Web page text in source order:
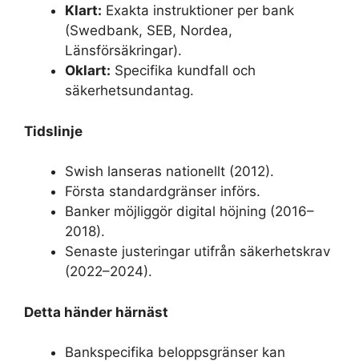
Klart: Exakta instruktioner per bank
(Swedbank, SEB, Nordea,
Länsförsäkringar).
Oklart: Specifika kundfall och
säkerhetsundantag.
Tidslinje
Swish lanseras nationellt (2012).
Första standardgränser införs.
Banker möjliggör digital höjning (2016–
2018).
Senaste justeringar utifrån säkerhetskrav
(2022–2024).
Detta händer härnäst
Bankspecifika beloppsgränser kan